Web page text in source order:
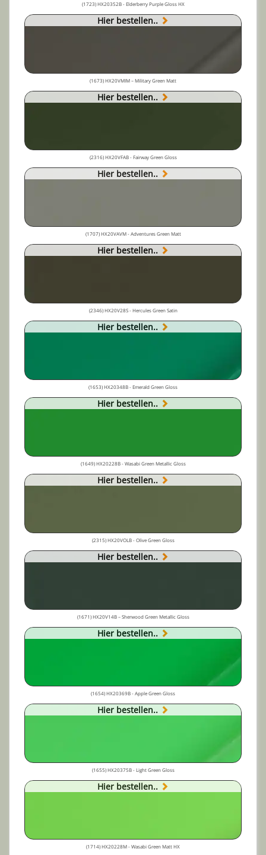
(1723) HX20352B - Elderberry Purple Gloss HX
Hier bestellen..
(1673) HX20VMIM – Military Green Matt
Hier bestellen..
(2316) HX20VFAB - Fairway Green Gloss
Hier bestellen..
(1707) HX20VAVM - Adventures Green Matt
Hier bestellen..
(2346) HX20V28S - Hercules Green Satin
Hier bestellen..
(1653) HX20348B - Emerald Green Gloss
Hier bestellen..
(1649) HX20228B - Wasabi Green Metallic Gloss
Hier bestellen..
(2315) HX20VOLB - Olive Green Gloss
Hier bestellen..
(1671) HX20V14B – Sherwood Green Metallic Gloss
Hier bestellen..
(1654) HX20369B - Apple Green Gloss
Hier bestellen..
(1655) HX20375B - Light Green Gloss
Hier bestellen..
(1714) HX20228M - Wasabi Green Matt HX